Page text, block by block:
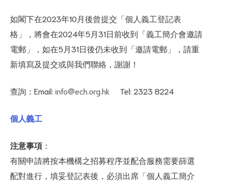
如閣下在2023年10月後曾提交「個人義工登記表
格」，將會在2024年5月31日前收到「義工簡介會邀請
電郵」，如在5月31日後仍未收到「邀請電郵」，請重
新填寫及提交或與我們聯絡，謝謝！
查詢：Email: info@ech.org.hk Tel: 2323 8224
個人義工
注意事項 ：
有關申請將按本機構之招募程序並配合服務需要篩選
配對進行，填妥登記表後，必須出席「個人義工簡介